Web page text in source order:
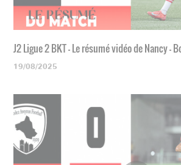
J2 Ligue 2 BKT - Le résumé vidéo de Nancy -
19/08/2025